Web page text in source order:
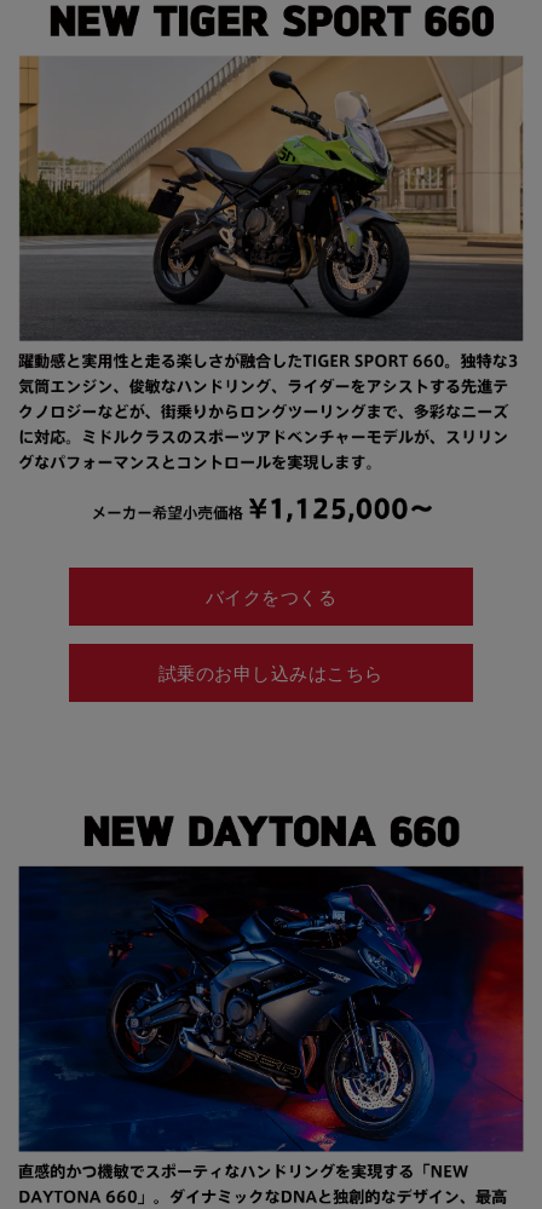
バイクをつくる
試乗のお申し込みはこちら